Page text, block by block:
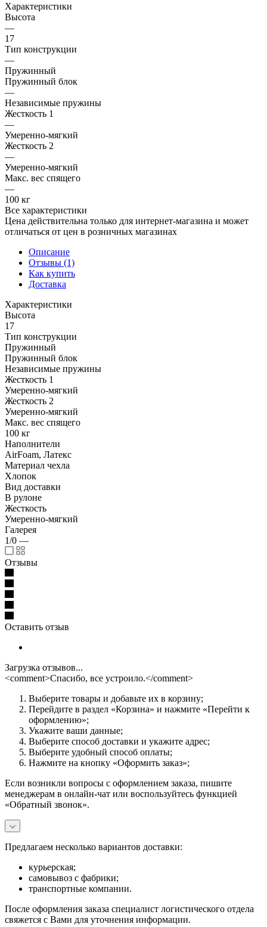
Характеристики
Высота
—
17
Тип конструкции
—
Пружинный
Пружинный блок
—
Независимые пружины
Жесткость 1
—
Умеренно-мягкий
Жесткость 2
—
Умеренно-мягкий
Макс. вес спящего
—
100 кг
Все характеристики
Цена действительна только для интернет-магазина и может
отличаться от цен в розничных магазинах
Описание
Отзывы (1)
Как купить
Доставка
Характеристики
Высота
17
Тип конструкции
Пружинный
Пружинный блок
Независимые пружины
Жесткость 1
Умеренно-мягкий
Жесткость 2
Умеренно-мягкий
Макс. вес спящего
100 кг
Наполнители
AirFoam, Латекс
Материал чехла
Хлопок
Вид доставки
В рулоне
Жесткость
Умеренно-мягкий
Галерея
1/0 —
Отзывы
Оставить отзыв
Загрузка отзывов...
<comment>Спасибо, все устроило.</comment>
Выберите товары и добавьте их в корзину;
Перейдите в раздел «Корзина» и нажмите «Перейти к
оформлению»;
Укажите ваши данные;
Выберите способ доставки и укажите адрес;
Выберите удобный способ оплаты;
Нажмите на кнопку «Оформить заказ»;
Если возникли вопросы с оформлением заказа, пишите
менеджерам в онлайн-чат или воспользуйтесь функцией
«Обратный звонок».
Предлагаем несколько вариантов доставки:
курьерская;
самовывоз с фабрики;
транспортные компании.
После оформления заказа специалист логистического отдела
свяжется с Вами для уточнения информации.